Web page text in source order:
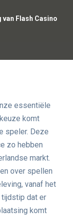
Flash Casino
essentiële
komt
speler. Deze
zo hebben
markt.
over spellen
vanaf het
dat er
komt